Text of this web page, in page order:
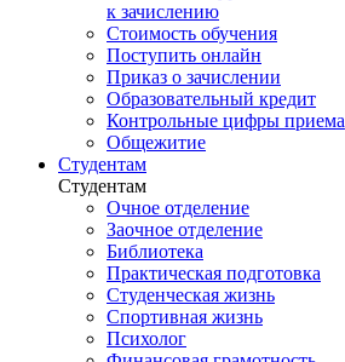
к зачислению
Стоимость обучения
Поступить онлайн
Приказ о зачислении
Образовательный кредит
Контрольные цифры приема
Общежитие
Студентам
Студентам
Очное отделение
Заочное отделение
Библиотека
Практическая подготовка
Студенческая жизнь
Спортивная жизнь
Психолог